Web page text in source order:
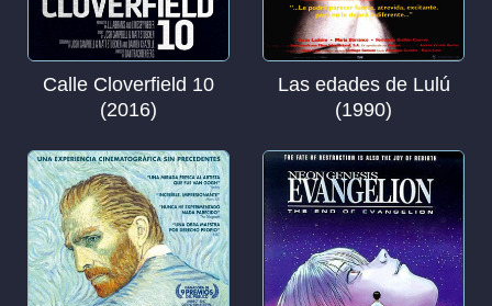
Calle Cloverfield 10
(2016)
Las edades de Lulú
(1990)